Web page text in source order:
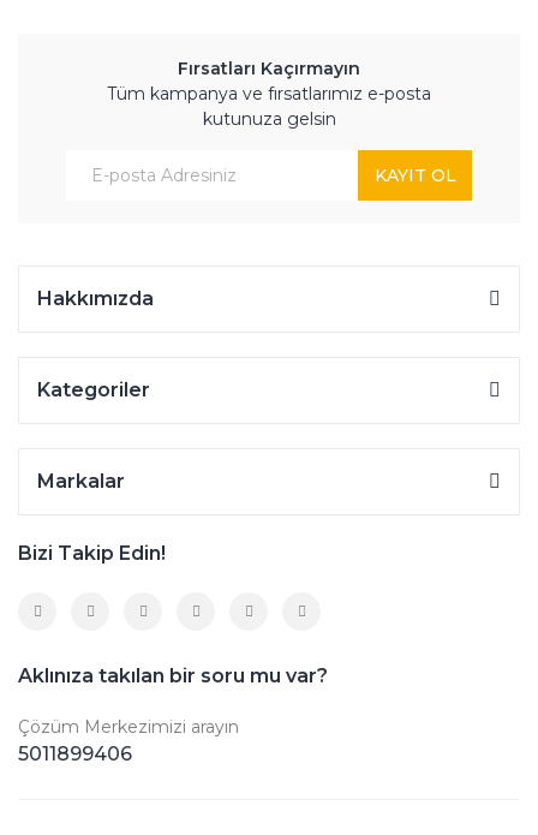
Fırsatları Kaçırmayın
Tüm kampanya ve fırsatlarımız e-posta
kutunuza gelsin
KAYIT OL
Hakkımızda
Kategoriler
Markalar
Bizi Takip Edin!
Aklınıza takılan bir soru mu var?
Çözüm Merkezimizi arayın
5011899406